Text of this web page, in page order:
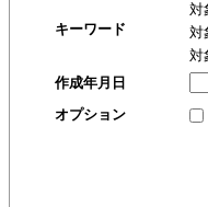
キーワード
対
対
対
作成年月日
オプション